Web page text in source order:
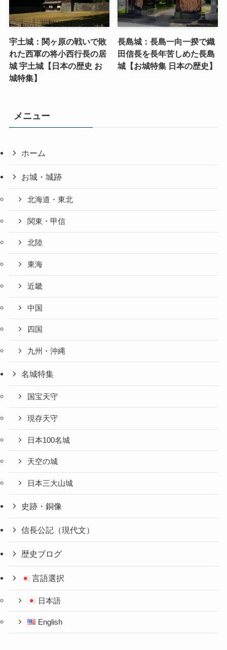
宇土城：関ヶ原の戦いで敗
れた西軍の将小西行長の居
城 宇土城【日本の歴史 お
城特集】
長島城：長島一向一揆で織
田信長を長年苦しめた長島
城【お城特集 日本の歴史】
メニュー
ホーム
お城・城跡
北海道・東北
関東・甲信
北陸
東海
近畿
中国
四国
九州・沖縄
名城特集
国宝天守
現存天守
日本100名城
天空の城
日本三大山城
史跡・銅像
信長公記（現代文）
歴史ブログ
言語選択
日本語
English